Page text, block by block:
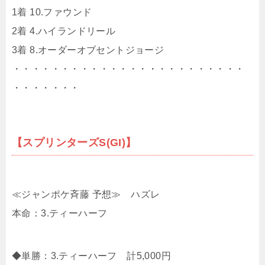
1着 10.ファウンド
2着 4.ハイランドリール
3着 8.オーダーオブセントジョージ
・・・・・・・・・・・・・・・・・・・・・・・・
・・・・・・・
【スプリンターズS(GI)】
≪ジャンポケ斉藤 予想≫ ハズレ
本命：3.ティーハーフ
◆単勝：3.ティーハーフ 計5,000円